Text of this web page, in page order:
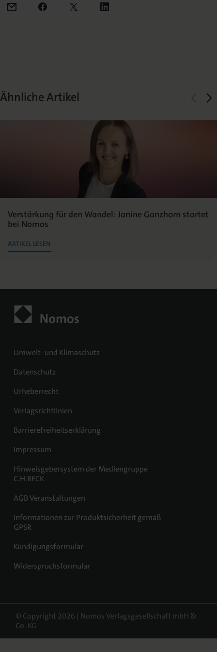
Mail Facebook
X LinkedIn
Ähnliche Artikel
Verstärkung für den Wandel: Janine Ganzhorn startet
bei Nomos
ARTIKEL LESEN
Umwelt- und Klimaschutz
Datenschutz
Urheberrecht
Verlagsrichtlinien
Barrierefreiheitserklärung
Impressum
Hinweisgebersystem der Mediengruppe
C.H.BECK
AGB Veranstaltungen
Informationen zur Produktsicherheit gemäß
GPSR
Kündigungsformular
Widerspruchsformular
© Copyright 2026 | Nomos Verlagsgesellschaft mbH &
Co. KG